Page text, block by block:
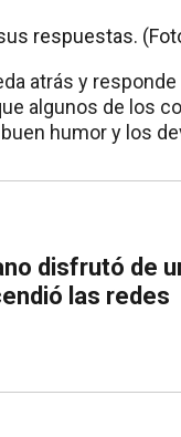
atrás y
algunos de los
humor y los
disfrutó de
las redes